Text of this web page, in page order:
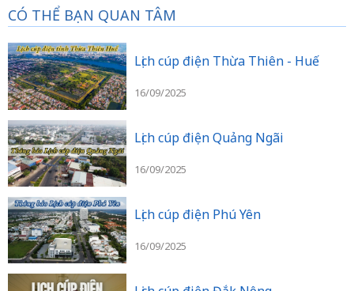
CÓ THỂ BẠN QUAN TÂM
Lịch cúp điện Thừa Thiên - Huế
16/09/2025
Lịch cúp điện Quảng Ngãi
16/09/2025
Lịch cúp điện Phú Yên
16/09/2025